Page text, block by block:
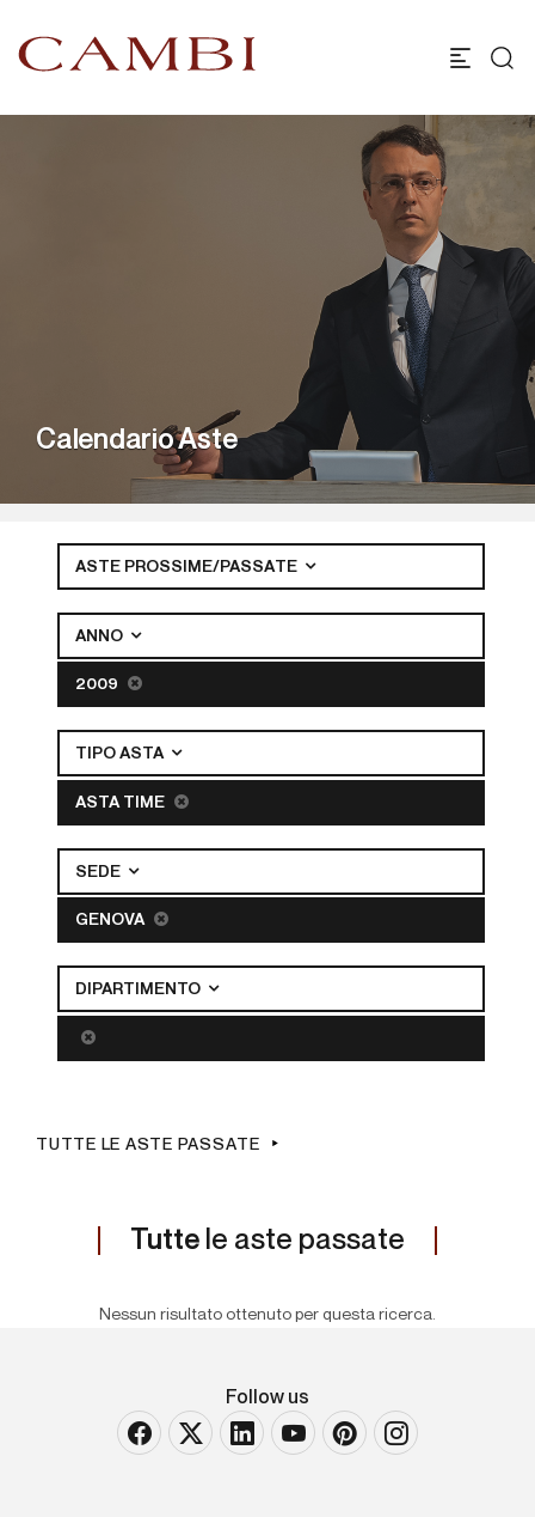
Calendario Aste
ASTE PROSSIME/PASSATE
ANNO
2009
TIPO ASTA
ASTA TIME
SEDE
GENOVA
DIPARTIMENTO
TUTTE LE ASTE PASSATE
Tutte le aste passate
Nessun risultato ottenuto per questa ricerca.
Follow us